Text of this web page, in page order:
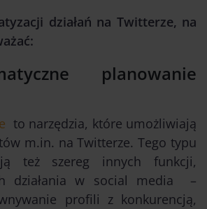
działań na Twitterze, na
planowanie
to narzędzia, które umożliwiają
m.in. na Twitterze. Tego typu
też szereg innych funkcji,
działania w social media –
profili z konkurencją,